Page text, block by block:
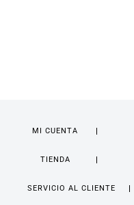
MI CUENTA
TIENDA
SERVICIO AL CLIENTE